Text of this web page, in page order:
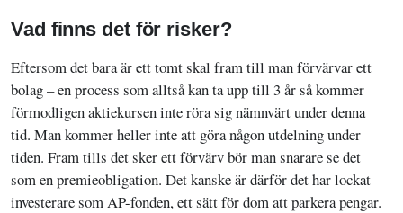
Vad finns det för risker?
Eftersom det bara är ett tomt skal fram till man förvärvar ett
bolag – en process som alltså kan ta upp till 3 år så kommer
förmodligen aktiekursen inte röra sig nämnvärt under denna
tid. Man kommer heller inte att göra någon utdelning under
tiden. Fram tills det sker ett förvärv bör man snarare se det
som en premieobligation. Det kanske är därför det har lockat
investerare som AP-fonden, ett sätt för dom att parkera pengar.